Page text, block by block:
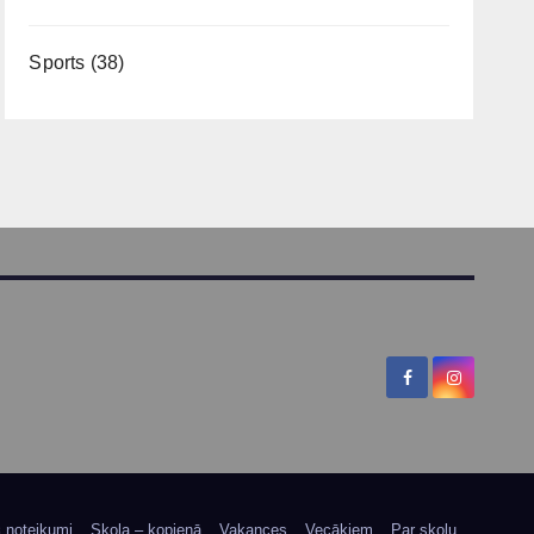
Sports (38)
noteikumi Skola – kopienā Vakances Vecākiem Par skolu